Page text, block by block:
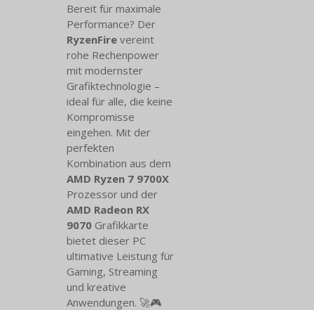
Bereit für maximale
Performance? Der
RyzenFirevereint
rohe Rechenpower
mit modernster
Grafiktechnologie –
ideal für alle, die keine
Kompromisse
eingehen. Mit der
perfekten
Kombination aus dem
AMD Ryzen 7 9700X
Prozessor und der
AMD Radeon RX
9070Grafikkarte
bietet dieser PC
ultimative Leistung für
Gaming, Streaming
und kreative
Anwendungen. 🚀🎮